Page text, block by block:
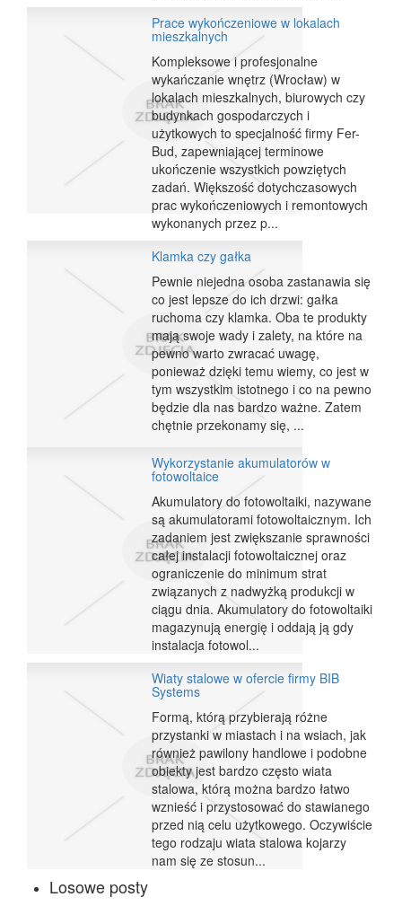
Prace wykończeniowe w lokalach
mieszkalnych
Kompleksowe i profesjonalne
wykańczanie wnętrz (Wrocław) w
lokalach mieszkalnych, biurowych czy
budynkach gospodarczych i
użytkowych to specjalność firmy Fer-
Bud, zapewniającej terminowe
ukończenie wszystkich powziętych
zadań. Większość dotychczasowych
prac wykończeniowych i remontowych
wykonanych przez p...
Klamka czy gałka
Pewnie niejedna osoba zastanawia się
co jest lepsze do ich drzwi: gałka
ruchoma czy klamka. Oba te produkty
mają swoje wady i zalety, na które na
pewno warto zwracać uwagę,
ponieważ dzięki temu wiemy, co jest w
tym wszystkim istotnego i co na pewno
będzie dla nas bardzo ważne. Zatem
chętnie przekonamy się, ...
Wykorzystanie akumulatorów w
fotowoltaice
Akumulatory do fotowoltaiki, nazywane
są akumulatorami fotowoltaicznym. Ich
zadaniem jest zwiększanie sprawności
całej instalacji fotowoltaicznej oraz
ograniczenie do minimum strat
związanych z nadwyżką produkcji w
ciągu dnia. Akumulatory do fotowoltaiki
magazynują energię i oddają ją gdy
instalacja fotowol...
Wiaty stalowe w ofercie firmy BIB
Systems
Formą, którą przybierają różne
przystanki w miastach i na wsiach, jak
również pawilony handlowe i podobne
obiekty jest bardzo często wiata
stalowa, którą można bardzo łatwo
wznieść i przystosować do stawianego
przed nią celu użytkowego. Oczywiście
tego rodzaju wiata stalowa kojarzy
nam się ze stosun...
Losowe posty